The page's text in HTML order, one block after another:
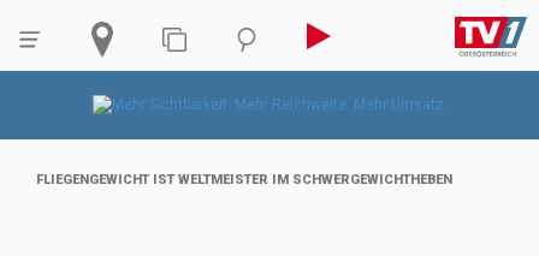
FLIEGENGEWICHT IST WELTMEISTER IM SCHWERGEWICHTHEBEN